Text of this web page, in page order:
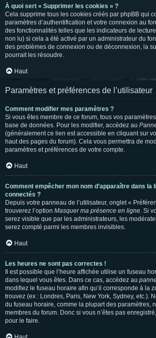
À quoi sert « Supprimer les cookies » ?
Cela supprime tous les cookies créés par phpBB qui
paramètres d’authentification et votre connexion au
des fonctionnalités telles que les indicateurs de
non lu) si cela a été activé par un administrateur du
des problèmes de connexion ou de déconnexion, la
pourrait les résoudre.
Haut
Paramètres et préférences de l’utilisateur
Comment modifier mes paramètres ?
Si vous êtes membre de ce forum, tous vos
base de données. Pour les modifier, accédez au
(généralement ce lien est accessible en cliquant sur
haut des pages du forum). Cela vous permettra de
paramètres et préférences de votre compte.
Haut
Comment empêcher mon nom d’apparaître dans la
connectés ?
Depuis votre panneau de l’utilisateur, onglet «
trouverez l’option Masquer ma présence en ligne. Si
serez visible que par les administrateurs, les
serez compté parmi les membres invisibles.
Haut
Les heures ne sont pas correctes !
Il est possible que l’heure affichée utilise un fuseau
dans lequel vous êtes. Dans ce cas, accédez au
modifiez le fuseau horaire afin qu’il corresponde à la
trouvez (ex : Londres, Paris, New York, Sydney, etc.).
du fuseau horaire, comme la plupart des paramètres,
membres du forum. Donc si vous n’êtes pas
pour le faire.